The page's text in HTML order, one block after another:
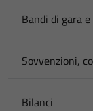
Bandi di gara
Sovvenzioni,
Bilanci